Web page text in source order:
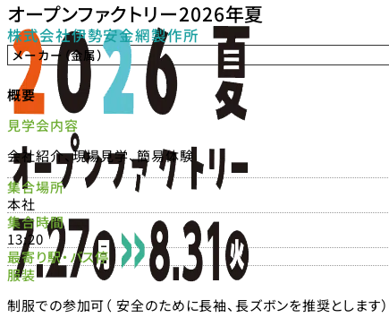
オープンファクトリー2026年夏
株式会社伊勢安金網製作所
メーカー（金属）
概要
見学会内容
会社紹介、現場見学、簡易体験
集合場所
本社
集合時間
13:20
最寄り駅・バス停
服装
制服での参加可（ 安全のために長袖、長ズボンを推奨とします）